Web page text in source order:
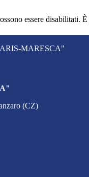
essere disabilitati.
MARESCA"
(CZ)